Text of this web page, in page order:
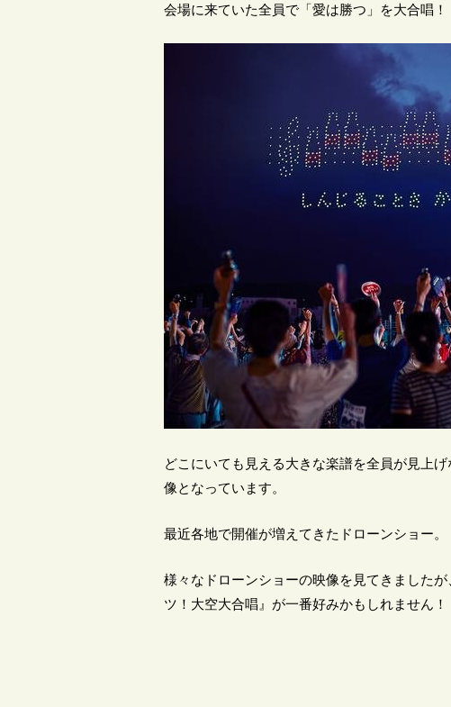
会場に来ていた全員で「愛は勝つ」を大合唱！
どこにいても見える大きな楽譜を全員が見上
像となっています。
最近各地で開催が増えてきたドローンショー。
様々なドローンショーの映像を見てきました
ツ！大空大合唱』が一番好みかもしれません！